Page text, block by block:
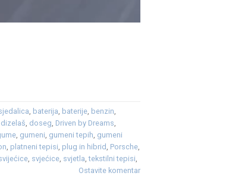
, baterija, baterije, benzin,
dizelaš, doseg, Driven by Dreams,
, gumeni, gumeni tepih, gumeni
, platneni tepisi, plug in hibrid, Porsche,
, svjećice, svjetla,tekstilni tepisi,
Ostavite komentar